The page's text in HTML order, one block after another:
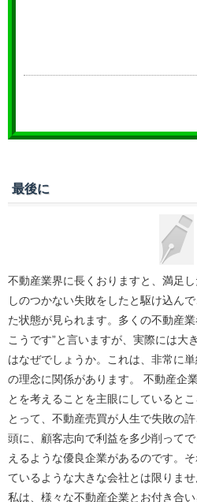
最後に
不動産業界に長くおりますと、満足
しのつかない失敗をしたと駆け込ん
た状態が見られます。多くの不動産
こうです”と言いますが、実際には大
はなぜでしょうか。これは、非常に
の理念に関係があります。 不動産企
とを考えることを主眼にしていると
とって、不動産売買が人生で失敗の
頭に、顧客志向で利益を多少削って
えるような優良企業があるのです。
ているような大きな会社とは限りませ
私は、様々な不動産企業とお付き合